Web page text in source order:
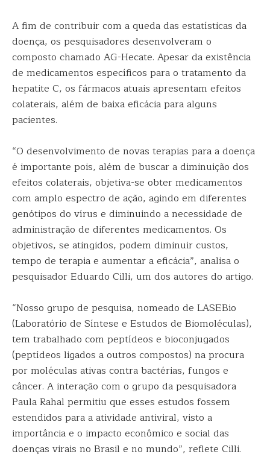
A fim de contribuir com a queda das estatísticas da
doença, os pesquisadores desenvolveram o
composto chamado AG-Hecate. Apesar da existência
de medicamentos específicos para o tratamento da
hepatite C, os fármacos atuais apresentam efeitos
colaterais, além de baixa eficácia para alguns
pacientes.
“O desenvolvimento de novas terapias para a doença
é importante pois, além de buscar a diminuição dos
efeitos colaterais, objetiva-se obter medicamentos
com amplo espectro de ação, agindo em diferentes
genótipos do vírus e diminuindo a necessidade de
administração de diferentes medicamentos. Os
objetivos, se atingidos, podem diminuir custos,
tempo de terapia e aumentar a eficácia”, analisa o
pesquisador Eduardo Cilli, um dos autores do artigo.
“Nosso grupo de pesquisa, nomeado de LASEBio
(Laboratório de Síntese e Estudos de Biomoléculas),
tem trabalhado com peptídeos e bioconjugados
(peptídeos ligados a outros compostos) na procura
por moléculas ativas contra bactérias, fungos e
câncer. A interação com o grupo da pesquisadora
Paula Rahal permitiu que esses estudos fossem
estendidos para a atividade antiviral, visto a
importância e o impacto econômico e social das
doenças virais no Brasil e no mundo”, reflete Cilli.